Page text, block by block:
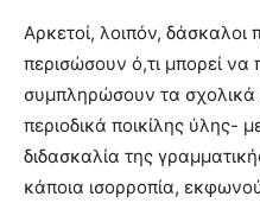
Αρκετοί, λοιπόν,
περισώσουν ό,τι μπορεί να
συμπληρώσουν τα σχολικά
περιοδικά ποικίλης ύλης-
διδασκαλία της
κάποια ισορροπία,